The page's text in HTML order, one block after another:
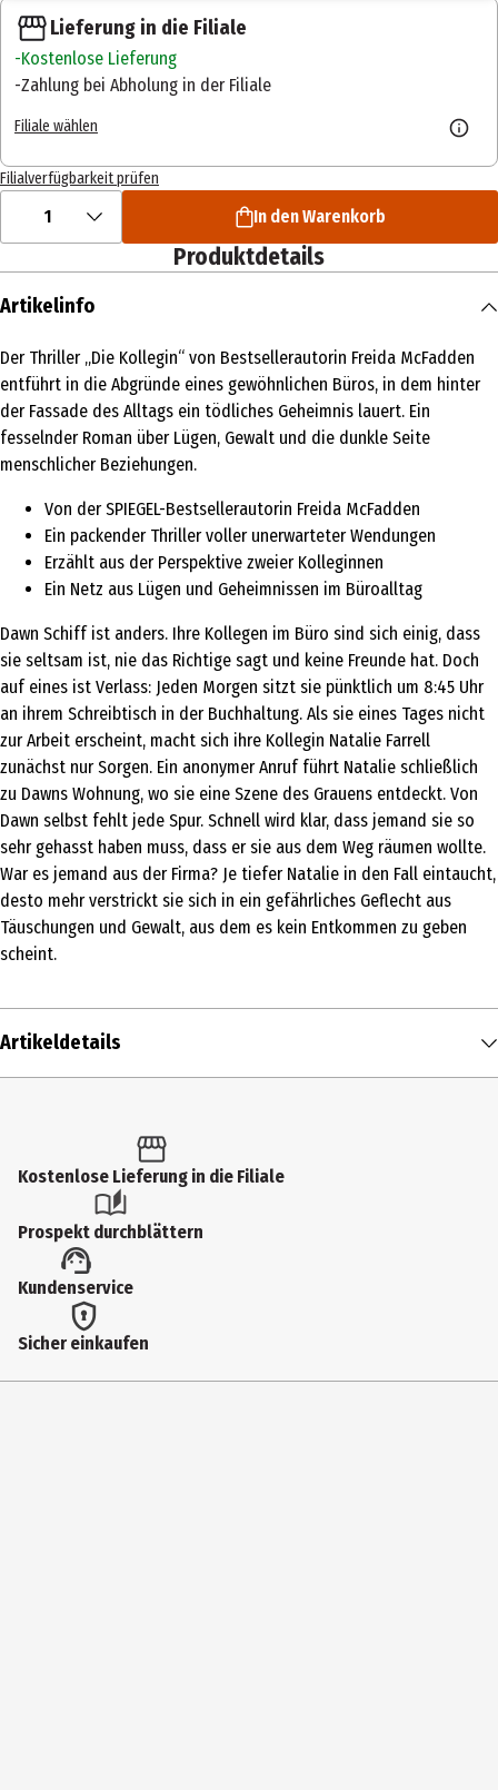
Lieferung in die Filiale
Kostenlose Lieferung
Zahlung bei Abholung in der Filiale
Filiale wählen
Filialverfügbarkeit prüfen
1 In den Warenkorb
Produktdetails
Artikelinfo
Der Thriller „Die Kollegin“ von Bestsellerautorin Freida McFadden
entführt in die Abgründe eines gewöhnlichen Büros, in dem hinter
der Fassade des Alltags ein tödliches Geheimnis lauert. Ein
fesselnder Roman über Lügen, Gewalt und die dunkle Seite
menschlicher Beziehungen.
Von der SPIEGEL-Bestsellerautorin Freida McFadden
Ein packender Thriller voller unerwarteter Wendungen
Erzählt aus der Perspektive zweier Kolleginnen
Ein Netz aus Lügen und Geheimnissen im Büroalltag
Dawn Schiff ist anders. Ihre Kollegen im Büro sind sich einig, dass
sie seltsam ist, nie das Richtige sagt und keine Freunde hat. Doch
auf eines ist Verlass: Jeden Morgen sitzt sie pünktlich um 8:45 Uhr
an ihrem Schreibtisch in der Buchhaltung. Als sie eines Tages nicht
zur Arbeit erscheint, macht sich ihre Kollegin Natalie Farrell
zunächst nur Sorgen. Ein anonymer Anruf führt Natalie schließlich
zu Dawns Wohnung, wo sie eine Szene des Grauens entdeckt. Von
Dawn selbst fehlt jede Spur. Schnell wird klar, dass jemand sie so
sehr gehasst haben muss, dass er sie aus dem Weg räumen wollte.
War es jemand aus der Firma? Je tiefer Natalie in den Fall eintaucht,
desto mehr verstrickt sie sich in ein gefährliches Geflecht aus
Täuschungen und Gewalt, aus dem es kein Entkommen zu geben
scheint.
Artikeldetails
Produkttyp
Krimis & Thriller
Freida McFadden
Kostenlose Lieferung in die Filiale
Prospekt durchblättern
Kundenservice
Sicher einkaufen